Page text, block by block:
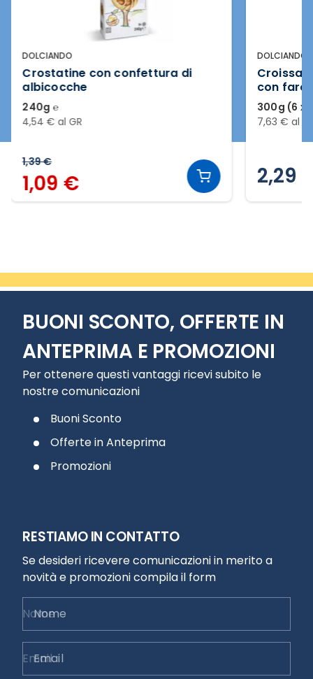
DOLCIANDO
Crostatine con confettura di
albicocche
240g ℮
4,54 € al GR
1,39 €
1,09 €
DOLCIANDO
con
300g (6 x
7,63 € al
2,29
BUONI SCONTO, OFFERTE IN
ANTEPRIMA E PROMOZIONI
Per ottenere questi vantaggi ricevi subito le
nostre comunicazioni
Buoni Sconto
Offerte in Anteprima
Promozioni
RESTIAMO IN CONTATTO
Se desideri ricevere comunicazioni in merito a
novità e promozioni compila il form
Nome
Email